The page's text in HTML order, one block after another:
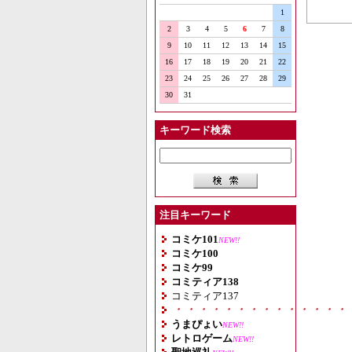
1
2
3 4 5 6 7
8
9
10 11 12 13 14
15
16
17 18 19 20 21
22
23
24 25 26 27 28
29
30
31
キーワード検索
注目キーワード
コミケ101 NEW!!
コミケ100
コミケ99
コミティア138
コミティア137
・・・・・・・・・・・・・・
うまぴょいNEW!!
レトロゲームNEW!!